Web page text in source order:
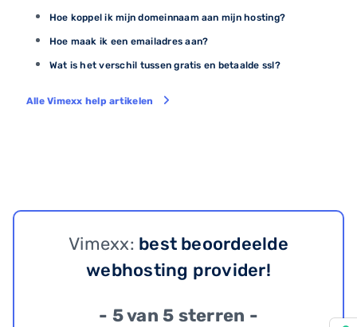
Hoe koppel ik mijn domeinnaam aan mijn hosting?
Hoe maak ik een emailadres aan?
Wat is het verschil tussen gratis en betaalde ssl?
Alle Vimexx help artikelen
Vimexx: best beoordeelde
webhosting provider!
- 5 van 5 sterren -